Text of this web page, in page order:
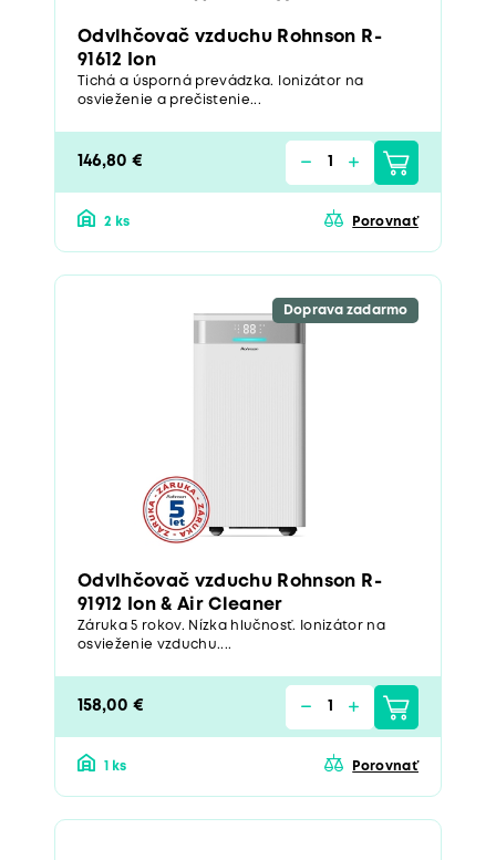
Odvlhčovač vzduchu Rohnson R-
91612 Ion
Tichá a úsporná prevádzka. Ionizátor na
osvieženie a prečistenie...
146,80 €
2 ks Porovnať
Doprava zadarmo
Odvlhčovač vzduchu Rohnson R-
91912 Ion & Air Cleaner
Záruka 5 rokov. Nízka hlučnosť. Ionizátor na
osvieženie vzduchu....
158,00 €
1 ks Porovnať